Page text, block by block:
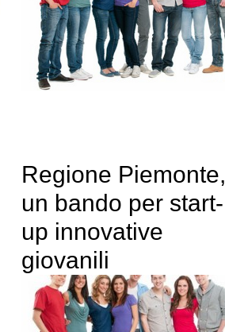
Regione Piemonte,
un bando per start-
up innovative
giovanili